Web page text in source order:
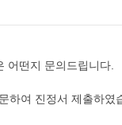
어떤지 문의드립니다.
하여 진정서 제출하